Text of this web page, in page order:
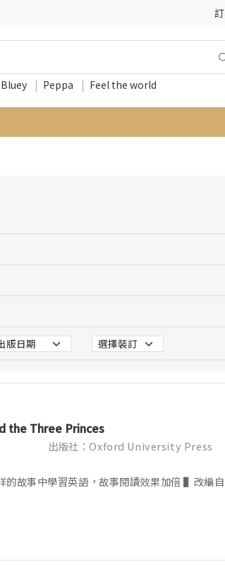
Bluey | Peppa | Feel the world
the Three Princes
出版社：Oxford University Press
的故事中學習英語，故事閱讀效果加倍 ▌改編